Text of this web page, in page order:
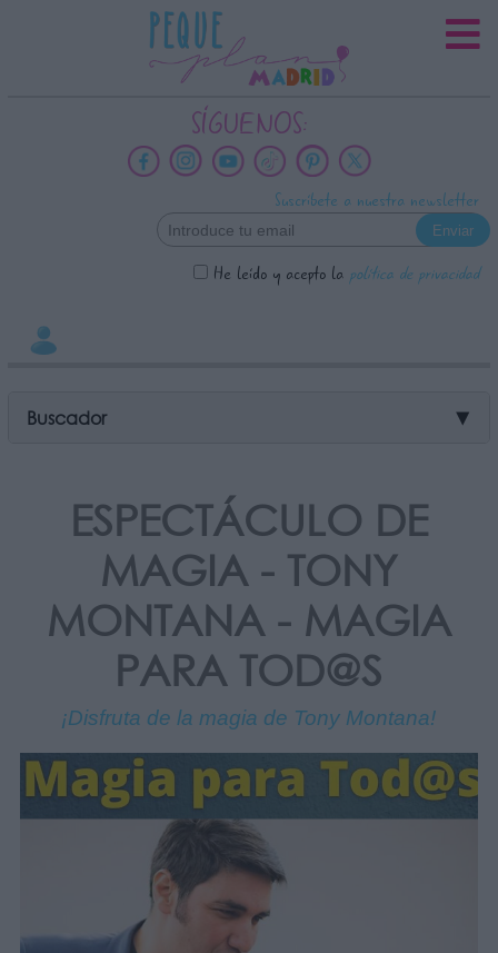
SÍGUENOS:
Suscríbete a nuestra newsletter
He leído y acepto la política de privacidad
Buscador ▼
ESPECTÁCULO DE
MAGIA - TONY
MONTANA - MAGIA
PARA TOD@S
¡Disfruta de la magia de Tony Montana!
INFORMACION SOBRE LA
PROTECCIÓN DE TUS DATOS
Datos tratados:
Información adicional